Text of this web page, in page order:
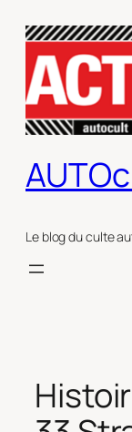
contenu
Le blog du culte